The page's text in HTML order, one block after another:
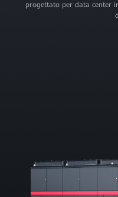
progettato per data center